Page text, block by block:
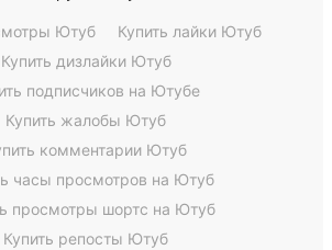
Ютуб
Купить лайки Ютуб
Купить дизлайки Ютуб
подписчиков на Ютубе
Купить жалобы Ютуб
комментарии Ютуб
часы просмотров на Ютуб
просмотры шортс на Ютуб
Купить репосты Ютуб